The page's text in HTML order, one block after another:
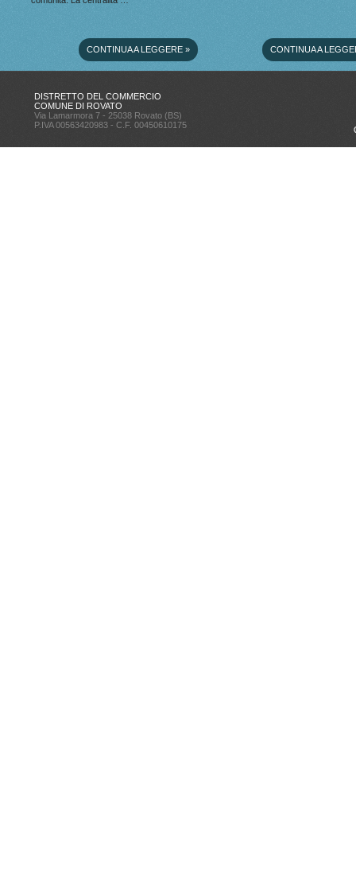
CONTINUA A LEGGERE » CONTINUA A
DISTRETTO DEL COMMERCIO
COMUNE DI ROVATO
Via Lamarmora 7 - 25038 Rovato (BS)
P.IVA 00563420983 - C.F. 00450610175